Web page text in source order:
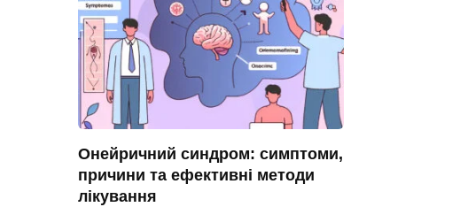
Онейричний синдром: симптоми,
причини та ефективні методи
лікування